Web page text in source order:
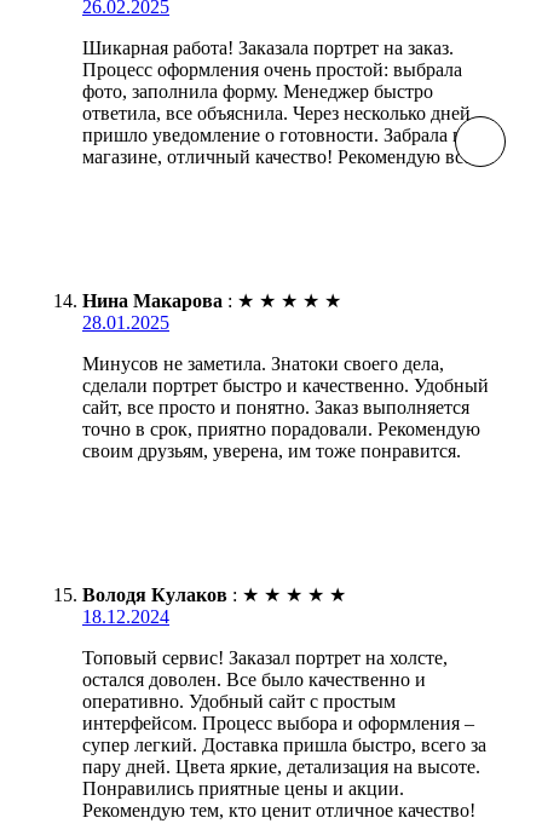
26.02.2025
Шикарная работа! Заказала портрет на заказ.
Процесс оформления очень простой: выбрала
фото, заполнила форму. Менеджер быстро
ответила, все объяснила. Через несколько дней
пришло уведомление о готовности. Забрала в
магазине, отличный качество! Рекомендую всем!
Нина Макарова : ★ ★ ★ ★ ★
28.01.2025
Минусов не заметила. Знатоки своего дела,
сделали портрет быстро и качественно. Удобный
сайт, все просто и понятно. Заказ выполняется
точно в срок, приятно порадовали. Рекомендую
своим друзьям, уверена, им тоже понравится.
Володя Кулаков : ★ ★ ★ ★ ★
18.12.2024
Топовый сервис! Заказал портрет на холсте,
остался доволен. Все было качественно и
оперативно. Удобный сайт с простым
интерфейсом. Процесс выбора и оформления –
супер легкий. Доставка пришла быстро, всего за
пару дней. Цвета яркие, детализация на высоте.
Понравились приятные цены и акции.
Рекомендую тем, кто ценит отличное качество!